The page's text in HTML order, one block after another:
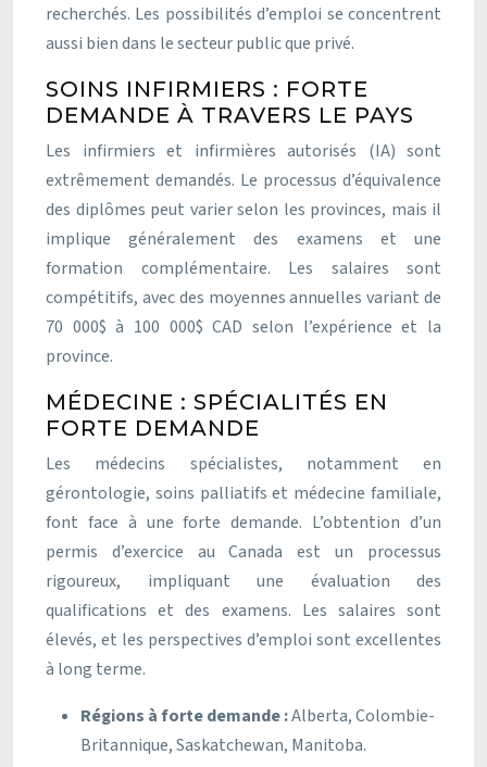
recherchés. Les possibilités d’emploi se concentrent
aussi bien dans le secteur public que privé.
SOINS INFIRMIERS : FORTE
DEMANDE À TRAVERS LE PAYS
Les infirmiers et infirmières autorisés (IA) sont
extrêmement demandés. Le processus d’équivalence
des diplômes peut varier selon les provinces, mais il
implique généralement des examens et une
formation complémentaire. Les salaires sont
compétitifs, avec des moyennes annuelles variant de
70 000$ à 100 000$ CAD selon l’expérience et la
province.
MÉDECINE : SPÉCIALITÉS EN
FORTE DEMANDE
Les médecins spécialistes, notamment en
gérontologie, soins palliatifs et médecine familiale,
font face à une forte demande. L’obtention d’un
permis d’exercice au Canada est un processus
rigoureux, impliquant une évaluation des
qualifications et des examens. Les salaires sont
élevés, et les perspectives d’emploi sont excellentes
à long terme.
Régions à forte demande :Alberta, Colombie-
Britannique, Saskatchewan, Manitoba.